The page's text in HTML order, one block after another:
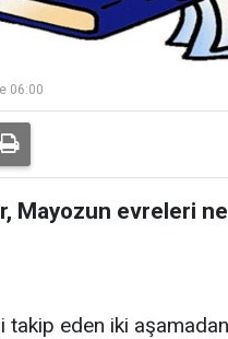
06:00
Mayozun evreleri
eden iki